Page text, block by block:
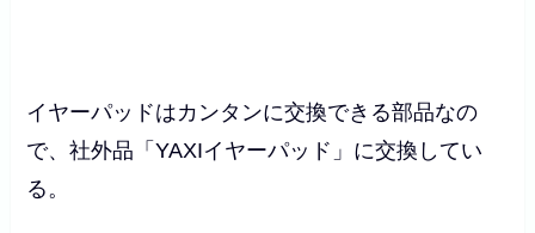
イヤーパッドはカンタンに交換できる部品なの
で、社外品「YAXIイヤーパッド」に交換してい
る。